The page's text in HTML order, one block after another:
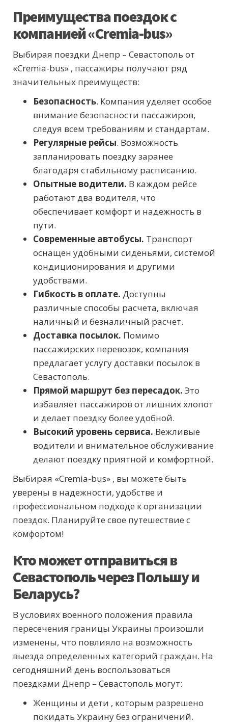
Преимущества поездок с
компанией «Cremia-bus»
Выбирая поездки Днепр – Севастополь от
«Cremia-bus» , пассажиры получают ряд
значительных преимуществ:
Безопасность. Компания уделяет особое
внимание безопасности пассажиров,
следуя всем требованиям и стандартам.
Регулярные рейсы. Возможность
запланировать поездку заранее
благодаря стабильному расписанию.
Опытные водители. В каждом рейсе
работают два водителя, что
обеспечивает комфорт и надежность в
пути.
Современные автобусы. Транспорт
оснащен удобными сиденьями, системой
кондиционирования и другими
удобствами.
Гибкость в оплате. Доступны
различные способы расчета, включая
наличный и безналичный расчет.
Доставка посылок. Помимо
пассажирских перевозок, компания
предлагает услугу доставки посылок в
Севастополь.
Прямой маршрут без пересадок. Это
избавляет пассажиров от лишних хлопот
и делает поездку более удобной.
Высокий уровень сервиса. Вежливые
водители и внимательное обслуживание
делают поездку приятной и комфортной.
Выбирая «Cremia-bus» , вы можете быть
уверены в надежности, удобстве и
профессиональном подходе к организации
поездок. Планируйте свое путешествие с
комфортом!
Кто может отправиться в
Севастополь через Польшу и
Беларусь?
В условиях военного положения правила
пересечения границы Украины произошли
изменены, что повлияло на возможность
выезда определенных категорий граждан. На
сегодняшний день воспользоваться
поездками Днепр – Севастополь могут:
Женщины и дети , которым разрешено
покидать Украину без ограничений.